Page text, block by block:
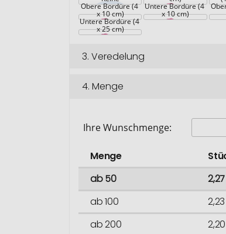
Obere Bordüre (4
x 10 cm)
Untere Bordüre (4
x 10 cm)
Untere Bordüre (4
x 25 cm)
3.Veredelung
4.Menge
Ihre Wunschmenge:
Menge
ab 50
ab 100
ab 200